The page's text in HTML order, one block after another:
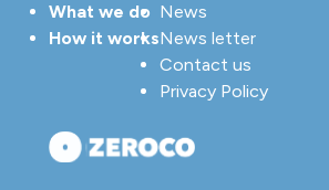
What we do
How it works
News
News letter
Contact us
Privacy Policy